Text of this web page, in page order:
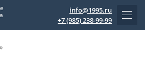
info@1995.ru
+7 (985) 238-99-99
»